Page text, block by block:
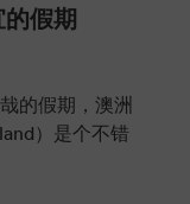
假期
的假期，澳洲
）是个不错